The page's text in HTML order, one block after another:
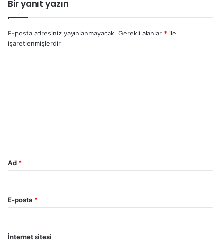
Bir yanıt yazın
E-posta adresiniz yayınlanmayacak. Gerekli alanlar * ile
işaretlenmişlerdir
Ad *
E-posta *
İnternet sitesi